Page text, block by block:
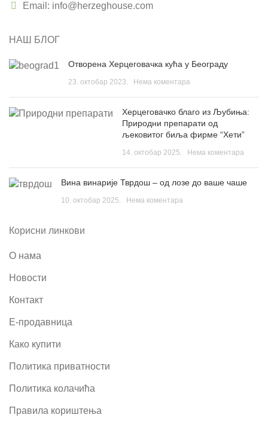
Email: info@herzeghouse.com
НАШ БЛОГ
Отворена Херцеговачка кућа у Београду
23. октобар 2023. Нема коментара
Херцеговачко благо из Љубиња:
Природни препарати од
љековитог биља фирме “Хети”
14. октобар 2025. Нема коментара
Вина винарије Тврдош – од лозе до ваше чаше
10. октобар 2025. Нема коментара
Корисни линкови
О нама
Новости
Контакт
Е-продавница
Како купити
Политика приватности
Политика колачића
Правила кориштења